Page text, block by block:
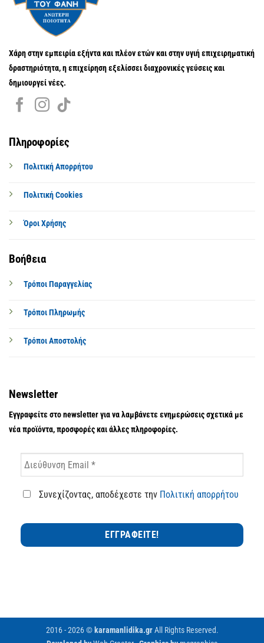
Χάρη στην εμπειρία εξήντα και πλέον ετών και στην υγιή επιχειρηματική
δραστηριότητα, η επιχείρηση εξελίσσει διαχρονικές γεύσεις και
δημιουργεί νέες.
Πληροφορίες
Πολιτική Απορρήτου
Πολιτική Cookies
Όροι Χρήσης
Βοήθεια
Τρόποι Παραγγελίας
Τρόποι Πληρωμής
Τρόποι Αποστολής
Newsletter
Εγγραφείτε στο newsletter για να λαμβάνετε ενημερώσεις σχετικά με
νέα προϊόντα, προσφορές και άλλες πληροφορίες.
Συνεχίζοντας, αποδέχεστε την Πολιτική απορρήτου
2016 - 2026 ©karamanlidika.grAll Rights Reserved.